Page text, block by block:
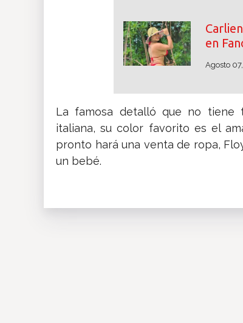
en
Agosto
La famosa detalló que no tiene
italiana, su color favorito es el
pronto hará una venta de ropa,
un bebé.